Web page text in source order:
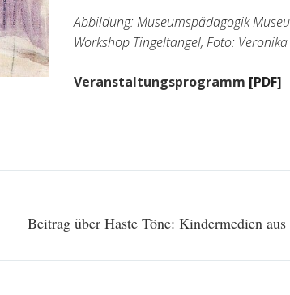
Abbildung: Museumspädagogik
Workshop Tingeltangel, Foto:
Veranstaltungsprogramm [PDF]
Beitrag über Haste Töne: Kindermedien